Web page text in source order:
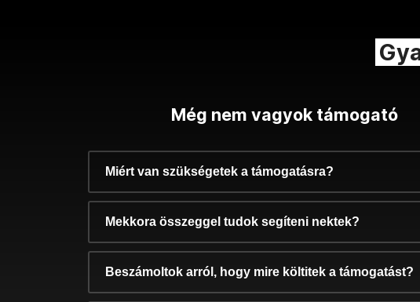
Még nem vagyok támogató
Miért van szükségetek a támogatásra?
Mekkora összeggel tudok segíteni nektek?
Beszámoltok arról, hogy mire költitek a támogatást?